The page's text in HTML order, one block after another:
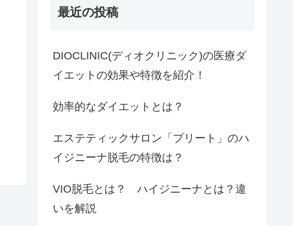
最近の投稿
DIOCLINIC(ディオクリニック)の医療ダ
イエットの効果や特徴を紹介！
効率的なダイエットとは？
エステティックサロン「プリート」のハ
イジニーナ脱毛の特徴は？
VIO脱毛とは？ ハイジニーナとは？違
いを解説